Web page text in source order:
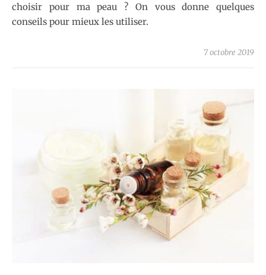
choisir pour ma peau ? On vous donne quelques
conseils pour mieux les utiliser.
7 octobre 2019